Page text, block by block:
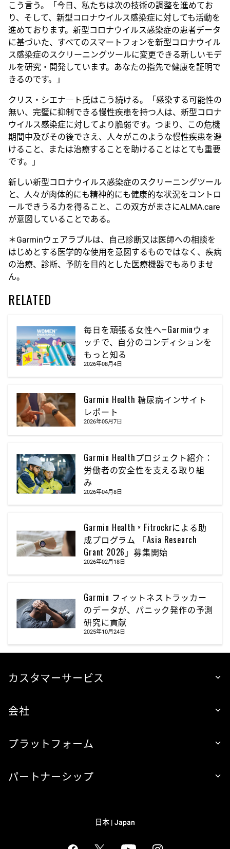
こう言う。「今日、私たちは次の技術の調整を進めてお
り、そして、新型コロナウイルス感染症に対しても活動を
進めております。新型コロナウイルス感染症の患者データ
に基づいた、すべてのスマートフォンを新型コロナウイル
ス感染症のスクリーニングツールに変更できる新しいモデ
ルを研究・開発しています。あなたの指先で健康を証明で
きるのです。」
クリス・シエナ―ト氏はこう続ける。「感染する可能性の
無い、完璧に抑制できる慢性疾患を持つ人は、新型コロナ
ウイルス感染症に対してより脆弱です。つまり、この危機
期間中及びその後でさえ、人々がこのような慢性疾患を避
けること、または治療することを助けることはとても重要
です。」
新しい新型コロナウイルス感染症のスクリーニングツール
と、人々が肉体的にも精神的にも健康的な状況をコントロ
ールできうる力を得ること、この双方がまさにALMA.care
が意図していることである。
＊Garminウェアラブルは、自己診断又は医師への相談を
はじめとする医学的な使用を意図するものではなく、疾病
の治療、診断、予防を目的とした医療機器でもありませ
ん。
RELATED
毎日を頑張る女性へ―Garminウォ
ッチで、自分のコンディションを
もっと知る
2026年08月4日
Garmin Health 糖尿病インサイト
レポート
2026年05月7日
Garmin Healthプロジェクト紹介：
労働者の安全性を支える取り組
み
2026年04月8日
Garmin Health × Fitrockrによる助
成プログラム 「Asia Research
Grant 2026」募集開始
2026年02月18日
Garmin フィットネストラッカー
のデータが、パニック発作の予測
研究に貢献
2025年10月24日
カスタマーサービス
会社
プラットフォーム
パートナーシップ
日本 | Japan